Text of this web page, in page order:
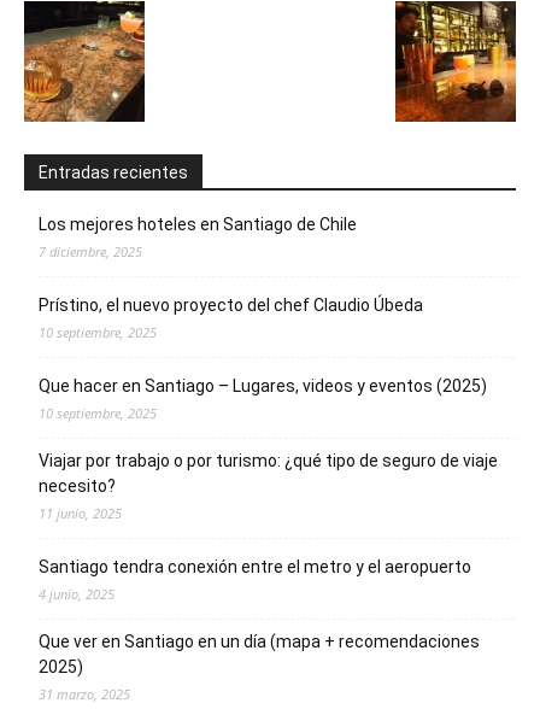
Entradas recientes
Los mejores hoteles en Santiago de Chile
7 diciembre, 2025
Prístino, el nuevo proyecto del chef Claudio Úbeda
10 septiembre, 2025
Que hacer en Santiago – Lugares, videos y eventos (2025)
10 septiembre, 2025
Viajar por trabajo o por turismo: ¿qué tipo de seguro de viaje
necesito?
11 junio, 2025
Santiago tendra conexión entre el metro y el aeropuerto
4 junio, 2025
Que ver en Santiago en un día (mapa + recomendaciones
2025)
31 marzo, 2025